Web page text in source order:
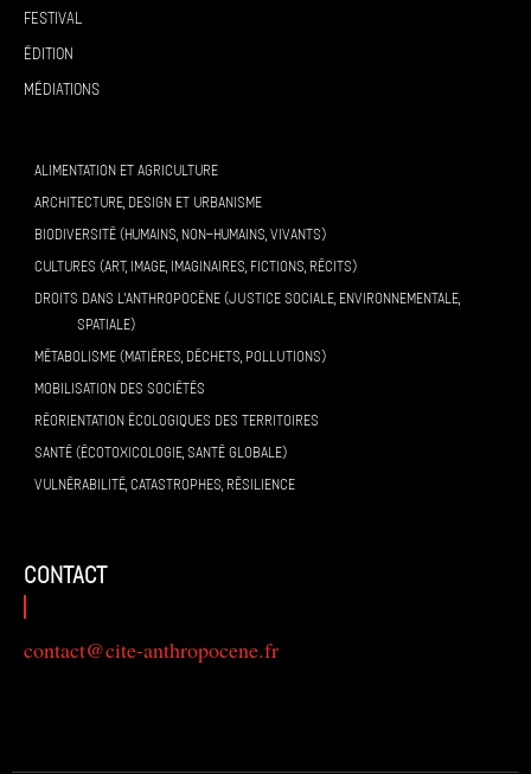
Festival
Édition
Médiations
ALIMENTATION ET AGRICULTURE
ARCHITECTURE, DESIGN ET URBANISME
BIODIVERSITÉ (HUMAINS, NON-HUMAINS, VIVANTS)
CULTURES (ART, IMAGE, IMAGINAIRES, FICTIONS, RÉCITS)
DROITS DANS L’ANTHROPOCÈNE (JUSTICE SOCIALE, ENVIRONNEMENTALE,
SPATIALE)
MÉTABOLISME (MATIÈRES, DÉCHETS, POLLUTIONS)
MOBILISATION DES SOCIÉTÉS
RÉORIENTATION ÉCOLOGIQUES DES TERRITOIRES
SANTÉ (ÉCOTOXICOLOGIE, SANTÉ GLOBALE)
VULNÉRABILITÉ, CATASTROPHES, RÉSILIENCE
contact
contact@cite-anthropocene.fr